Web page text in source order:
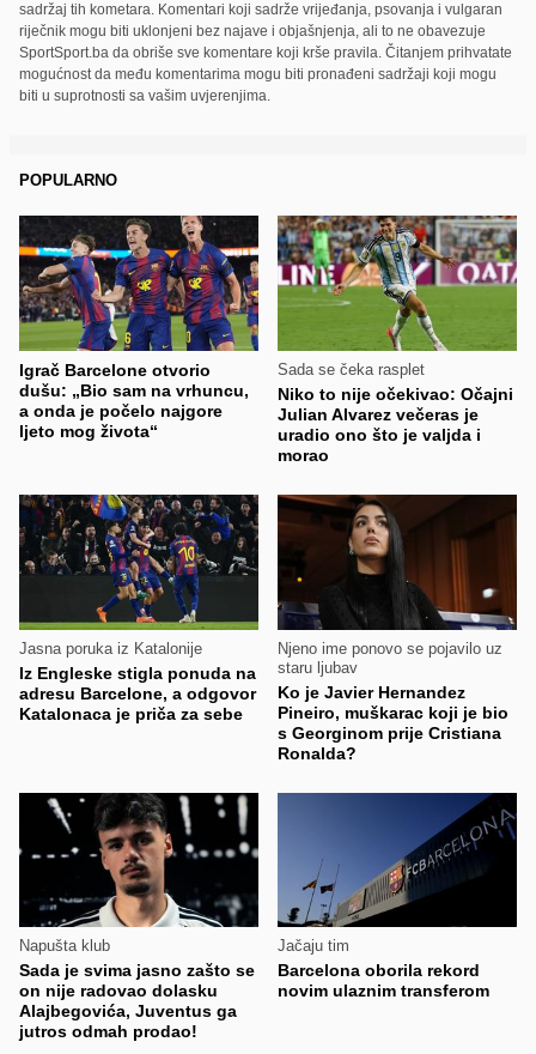
sadržaj tih kometara. Komentari koji sadrže vrijeđanja, psovanja i vulgaran
riječnik mogu biti uklonjeni bez najave i objašnjenja, ali to ne obavezuje
SportSport.ba da obriše sve komentare koji krše pravila. Čitanjem prihvatate
mogućnost da među komentarima mogu biti pronađeni sadržaji koji mogu
biti u suprotnosti sa vašim uvjerenjima.
POPULARNO
Igrač Barcelone otvorio
dušu: „Bio sam na vrhuncu,
a onda je počelo najgore
ljeto mog života“
Sada se čeka rasplet
Niko to nije očekivao: Očajni
Julian Alvarez večeras je
uradio ono što je valjda i
morao
Jasna poruka iz Katalonije
Iz Engleske stigla ponuda na
adresu Barcelone, a odgovor
Katalonaca je priča za sebe
Njeno ime ponovo se pojavilo uz
staru ljubav
Ko je Javier Hernandez
Pineiro, muškarac koji je bio
s Georginom prije Cristiana
Ronalda?
Napušta klub
Sada je svima jasno zašto se
on nije radovao dolasku
Alajbegovića, Juventus ga
jutros odmah prodao!
Jačaju tim
Barcelona oborila rekord
novim ulaznim transferom